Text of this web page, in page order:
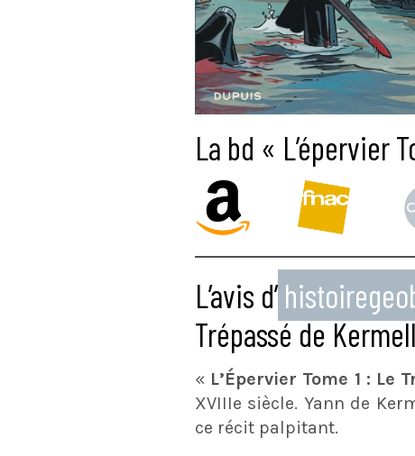
La bd « L’épervier
L’avis d’
Trépassé de
« L’Épervier Tome 1 : Le
XVIIIe siècle. Yann de
ce récit palpitant.